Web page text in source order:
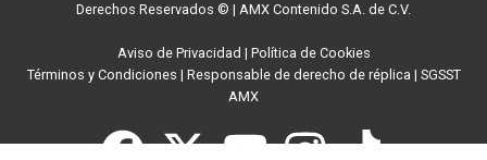
Derechos Reservados © | AMX Contenido S.A. de C.V.
Aviso de Privacidad | Política de Cookies
Términos y Condiciones | Responsable de derecho de réplica | SGSST
AMX